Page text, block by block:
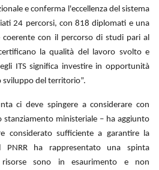
e conferma l'eccellenza del sistema
24 percorsi, con 818 diplomati e una
coerente con il percorso di studi pari al
la qualità del lavoro svolto e
ITS significa investire in opportunità
sviluppo del territorio”.
ci deve spingere a considerare con
stanziamento ministeriale – ha aggiunto
considerato sufficiente a garantire la
ha rappresentato una spinta
sono in esaurimento e non